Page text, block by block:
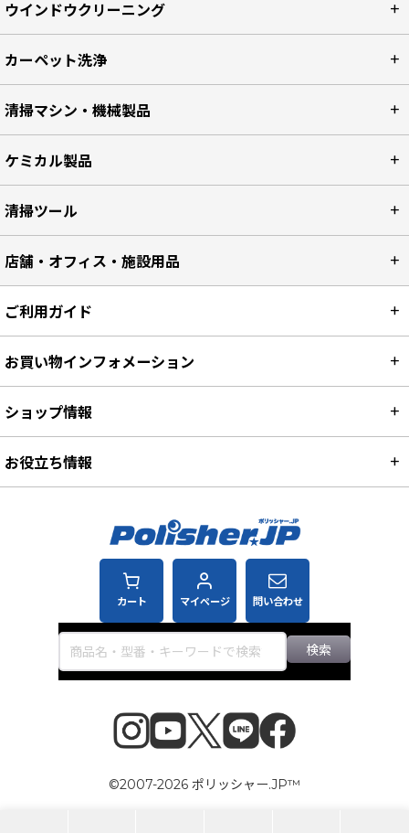
ウインドウクリーニング
カーペット洗浄
清掃マシン・機械製品
ケミカル製品
清掃ツール
店舗・オフィス・施設用品
カート マイページ 問い合わせ
検索
ご利用ガイド
お買い物インフォメーション
ショップ情報
お役立ち情報
©2007-2026 ポリッシャー.JP™